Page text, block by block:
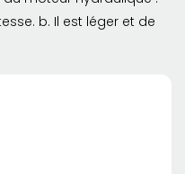
b. Il est léger et de